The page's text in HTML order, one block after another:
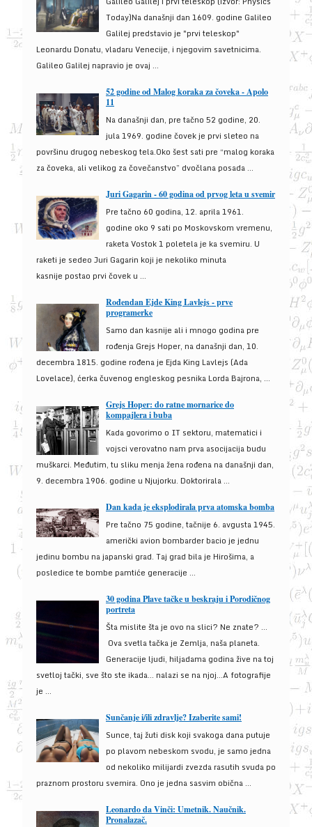
Today)Na današnji dan 1609. godine Galileo
Galilej predstavio je "prvi teleskop"
Leonardu Donatu, vladaru Venecije, i njegovim savetnicima.
Galileo Galilej napravio je ovaj ...
52 godine od Malog koraka za čoveka - Apolo
11
Na današnji dan, pre tačno 52 godine, 20.
jula 1969. godine čovek je prvi sleteo na
površinu drugog nebeskog tela.Oko šest sati pre “malog koraka
za čoveka, ali velikog za čovečanstvo” dvočlana posada ...
Juri Gagarin - 60 godina od prvog leta u svemir
Pre tačno 60 godina, 12. aprila 1961.
godine oko 9 sati po Moskovskom vremenu,
raketa Vostok 1 poletela je ka svemiru. U
raketi je sedeo Juri Gagarin koji je nekoliko minuta
kasnije postao prvi čovek u ...
Rođendan Ejde King Lavlejs - prve
programerke
Samo dan kasnije ali i mnogo godina pre
rođenja Grejs Hoper, na današnji dan, 10.
decembra 1815. godine rođena je Ejda King Lavlejs (Ada
Lovelace), ćerka čuvenog engleskog pesnika Lorda Bajrona, ...
Grejs Hoper: do ratne mornarice do
kompajlera i buba
Kada govorimo o IT sektoru, matematici i
vojsci verovatno nam prva asocijacija budu
muškarci. Međutim, tu sliku menja žena rođena na današnji dan,
9. decembra 1906. godine u Njujorku. Doktorirala ...
Dan kada je eksplodirala prva atomska bomba
Pre tačno 75 godine, tačnije 6. avgusta 1945.
američki avion bombarder bacio je jednu
jedinu bombu na japanski grad. Taj grad bila je Hirošima, a
posledice te bombe pamtiće generacije ...
30 godina Plave tačke u beskraju i Porodičnog
portreta
Šta mislite šta je ovo na slici? Ne znate? …
Ova svetla tačka je Zemlja, naša planeta.
Generacije ljudi, hiljadama godina žive na toj
svetloj tački, sve što ste ikada… nalazi se na njoj…A fotografije
je ...
Sunčanje i/ili zdravlje? Izaberite sami!
Sunce, taj žuti disk koji svakoga dana putuje
po plavom nebeskom svodu, je samo jedna
od nekoliko milijardi zvezda rasutih svuda po
praznom prostoru svemira. Ono je jedna sasvim obična ...
Leonardo da Vinči: Umetnik. Naučnik.
Pronalazač.